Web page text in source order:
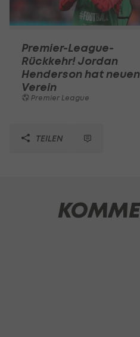
Premier-League-
Rückkehr! Jordan
Henderson hat neuen
Verein
Premier League
TEILEN